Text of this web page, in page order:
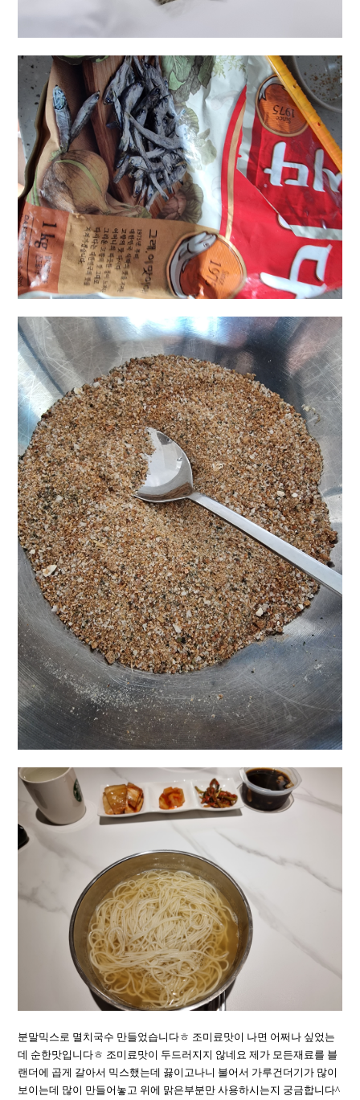
분말믹스로 멸치국수 만들었습니다ㅎ 조미료맛이 나면 어쩌나 싶었는
데 순한맛입니다ㅎ 조미료맛이 두드러지지 않네요 제가 모든재료를 블
랜더에 곱게 갈아서 믹스했는데 끓이고나니 불어서 가루건더기가 많이
보이는데 많이 만들어놓고 위에 맑은부분만 사용하시는지 궁금합니다^